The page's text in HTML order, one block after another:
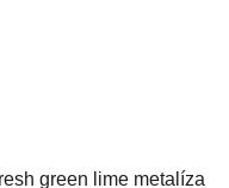
green lime metalíza